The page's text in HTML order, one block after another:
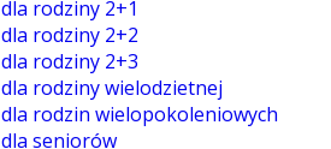
rodziny 2+1
rodziny 2+2
rodziny 2+3
rodziny wielodzietnej
rodzin wielopokoleniowych
seniorów